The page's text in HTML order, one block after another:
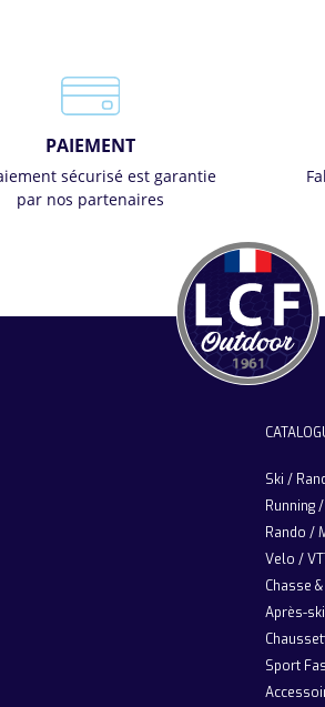
PAIEMENT
sécurisé est garantie
par nos partenaires
Ski /
Running
Rando /
Velo /
Chasse
Après-ski
Sport